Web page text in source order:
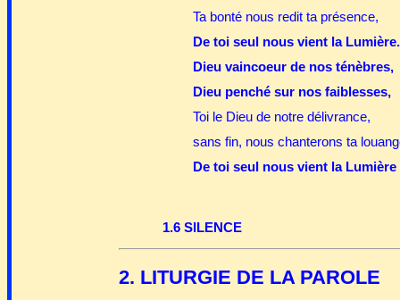
Ta bonté nous redit ta présence,
De toi seul nous vient la Lumière.
Dieu vaincoeur de nos ténèbres,
Dieu penché sur nos faiblesses,
Toi le Dieu de notre délivrance,
sans fin, nous chanterons ta
De toi seul nous vient la Lumière
1.6 SILENCE
2. LITURGIE DE LA PAROLE